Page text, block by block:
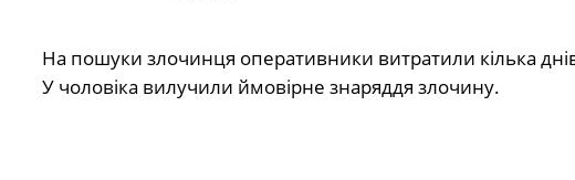
На пошуки злочинця оперативники витратили кілька
У чоловіка вилучили ймовірне знаряддя злочину.